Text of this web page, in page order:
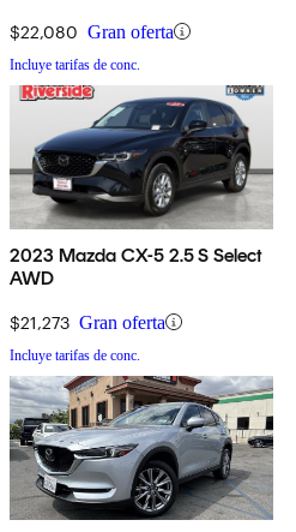
$22,080 Gran oferta
Incluye tarifas de conc.
2023 Mazda CX-5 2.5 S Select
AWD
$21,273 Gran oferta
Incluye tarifas de conc.